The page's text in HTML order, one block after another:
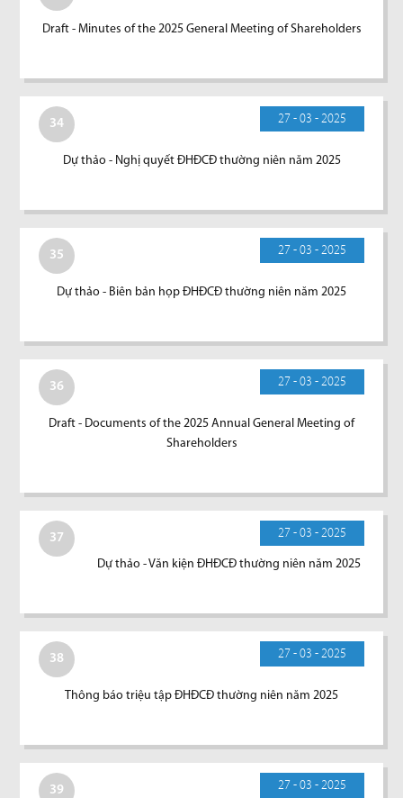
Draft - Minutes of the 2025 General Meeting of Shareholders
34 27 - 03 - 2025
Dự thảo - Nghị quyết ĐHĐCĐ thường niên năm 2025
35 27 - 03 - 2025
Dự thảo - Biên bản họp ĐHĐCĐ thường niên năm 2025
36 27 - 03 - 2025
Draft - Documents of the 2025 Annual General Meeting of
Shareholders
37 27 - 03 - 2025
Dự thảo - Văn kiện ĐHĐCĐ thường niên năm 2025
38 27 - 03 - 2025
Thông báo triệu tập ĐHĐCĐ thường niên năm 2025
39 27 - 03 - 2025